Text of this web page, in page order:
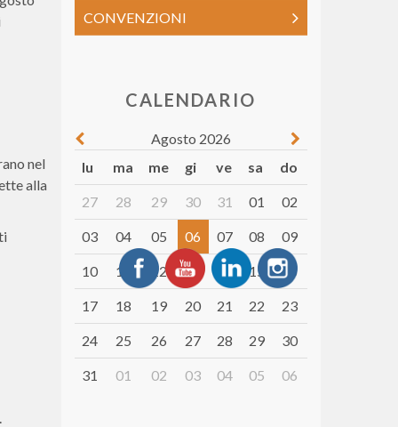
nel
alla
CONVENZIONI
CALENDARIO
Agosto 2026
lu
ma me gi ve sa do
27 28 29 30 31 01 02
03 04 05 06 07 08 09
10 11 12 13 14 15 16
17 18 19 20 21 22 23
24 25 26 27 28 29 30
31 01 02 03 04 05 06